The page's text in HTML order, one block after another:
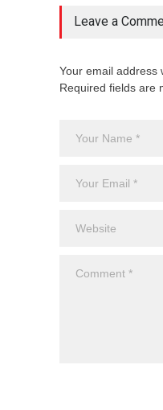
Leave a
Your email address
Required fields are